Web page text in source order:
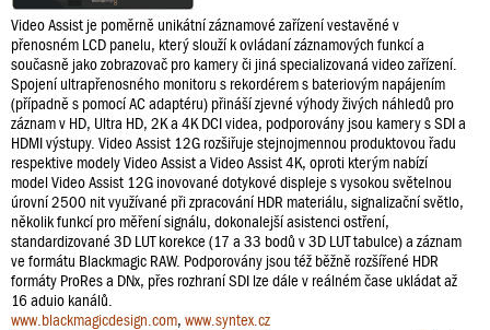
Video Assist je poměrně unikátní záznamové zařízení vestavěné v
přenosném LCD panelu, který slouží k ovládaní záznamových funkcí a
současně jako zobrazovač pro kamery či jiná specializovaná video zařízení.
Spojení ultrapřenosného monitoru s rekordérem s bateriovým napájením
(případně s pomocí AC adaptéru) přináší zjevné výhody živých náhledů pro
záznam v HD, Ultra HD, 2K a 4K DCI videa, podporovány jsou kamery s SDI a
HDMI výstupy. Video Assist 12G rozšiřuje stejnojmennou produktovou řadu
respektive modely Video Assist a Video Assist 4K, oproti kterým nabízí
model Video Assist 12G inovované dotykové displeje s vysokou světelnou
úrovní 2500 nit využívané při zpracování HDR materiálu, signalizační světlo,
několik funkcí pro měření signálu, dokonalejší asistenci ostření,
standardizované 3D LUT korekce (17 a 33 bodů v 3D LUT tabulce) a záznam
ve formátu Blackmagic RAW. Podporovány jsou též běžně rozšířené HDR
formáty ProRes a DNx, přes rozhraní SDI lze dále v reálném čase ukládat až
16 aduio kanálů.
www.blackmagicdesign.com, www.syntex.cz